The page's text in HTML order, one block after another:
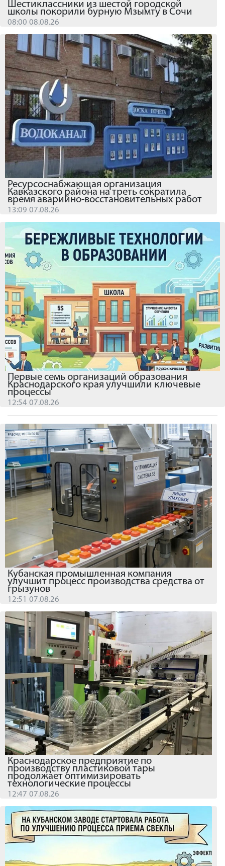
Шестиклассники из шестой городской
школы покорили бурную Мзымту в Сочи
08:00 08.08.26
Ресурсоснабжающая организация
Кавказского района на треть сократила
время аварийно-восстановительных работ
13:09 07.08.26
Первые семь организаций образования
Краснодарского края улучшили ключевые
процессы
12:54 07.08.26
Кубанская промышленная компания
улучшит процесс производства средства от
грызунов
12:51 07.08.26
Краснодарское предприятие по
производству пластиковой тары
продолжает оптимизировать
технологические процессы
12:47 07.08.26